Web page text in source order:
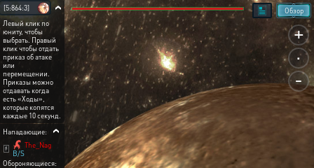
+
.
-
Обзор
[5:864:3]
Левый клик по
юниту, чтобы
выбрать. Правый
клик чтобы отдать
приказ об атаке
или
перемещении.
Приказы можно
отдавать когда
есть «Ходы»,
которые копятся
каждые 10 секунд.
Нападающие:
The_Nag
B/S
Обороняющиеся: